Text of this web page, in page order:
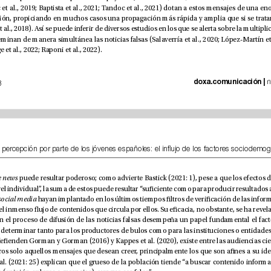
2023
al., 2021; Imaduwage et al., 2022; Raponi et al., 2022).
fake news
l dia